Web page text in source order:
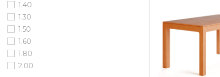
1.40
1.30
1.50
1.60
1.80
2.00